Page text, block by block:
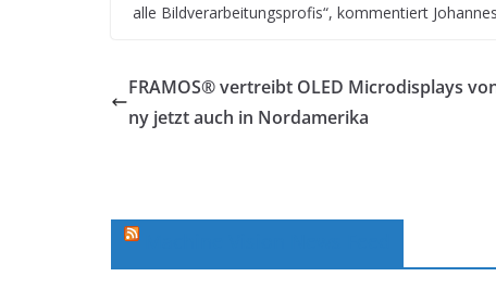
alle Bildverarbeitungsprofis“, kommentiert
FRAMOS® vertreibt OLED Microdisplays
ny jetzt auch in Nordamerika